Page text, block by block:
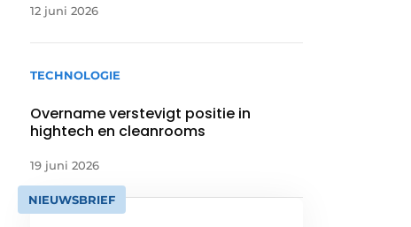
12 juni 2026
TECHNOLOGIE
Overname verstevigt positie in
hightech en cleanrooms
19 juni 2026
NIEUWSBRIEF